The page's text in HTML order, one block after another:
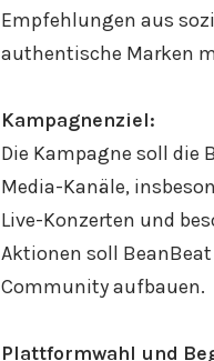
Empfehlungen aus
authentische Marken
Kampagnenziel:
Die Kampagne soll die
Media-Kanäle,
Live-Konzerten und
Aktionen soll
Community aufbauen.
Plattformwahl und